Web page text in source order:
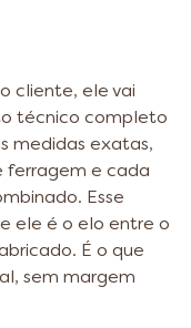
cliente, ele vai
técnico completo
medidas exatas,
ferragem e cada
Esse
ele é o elo entre o
É o que
sem margem